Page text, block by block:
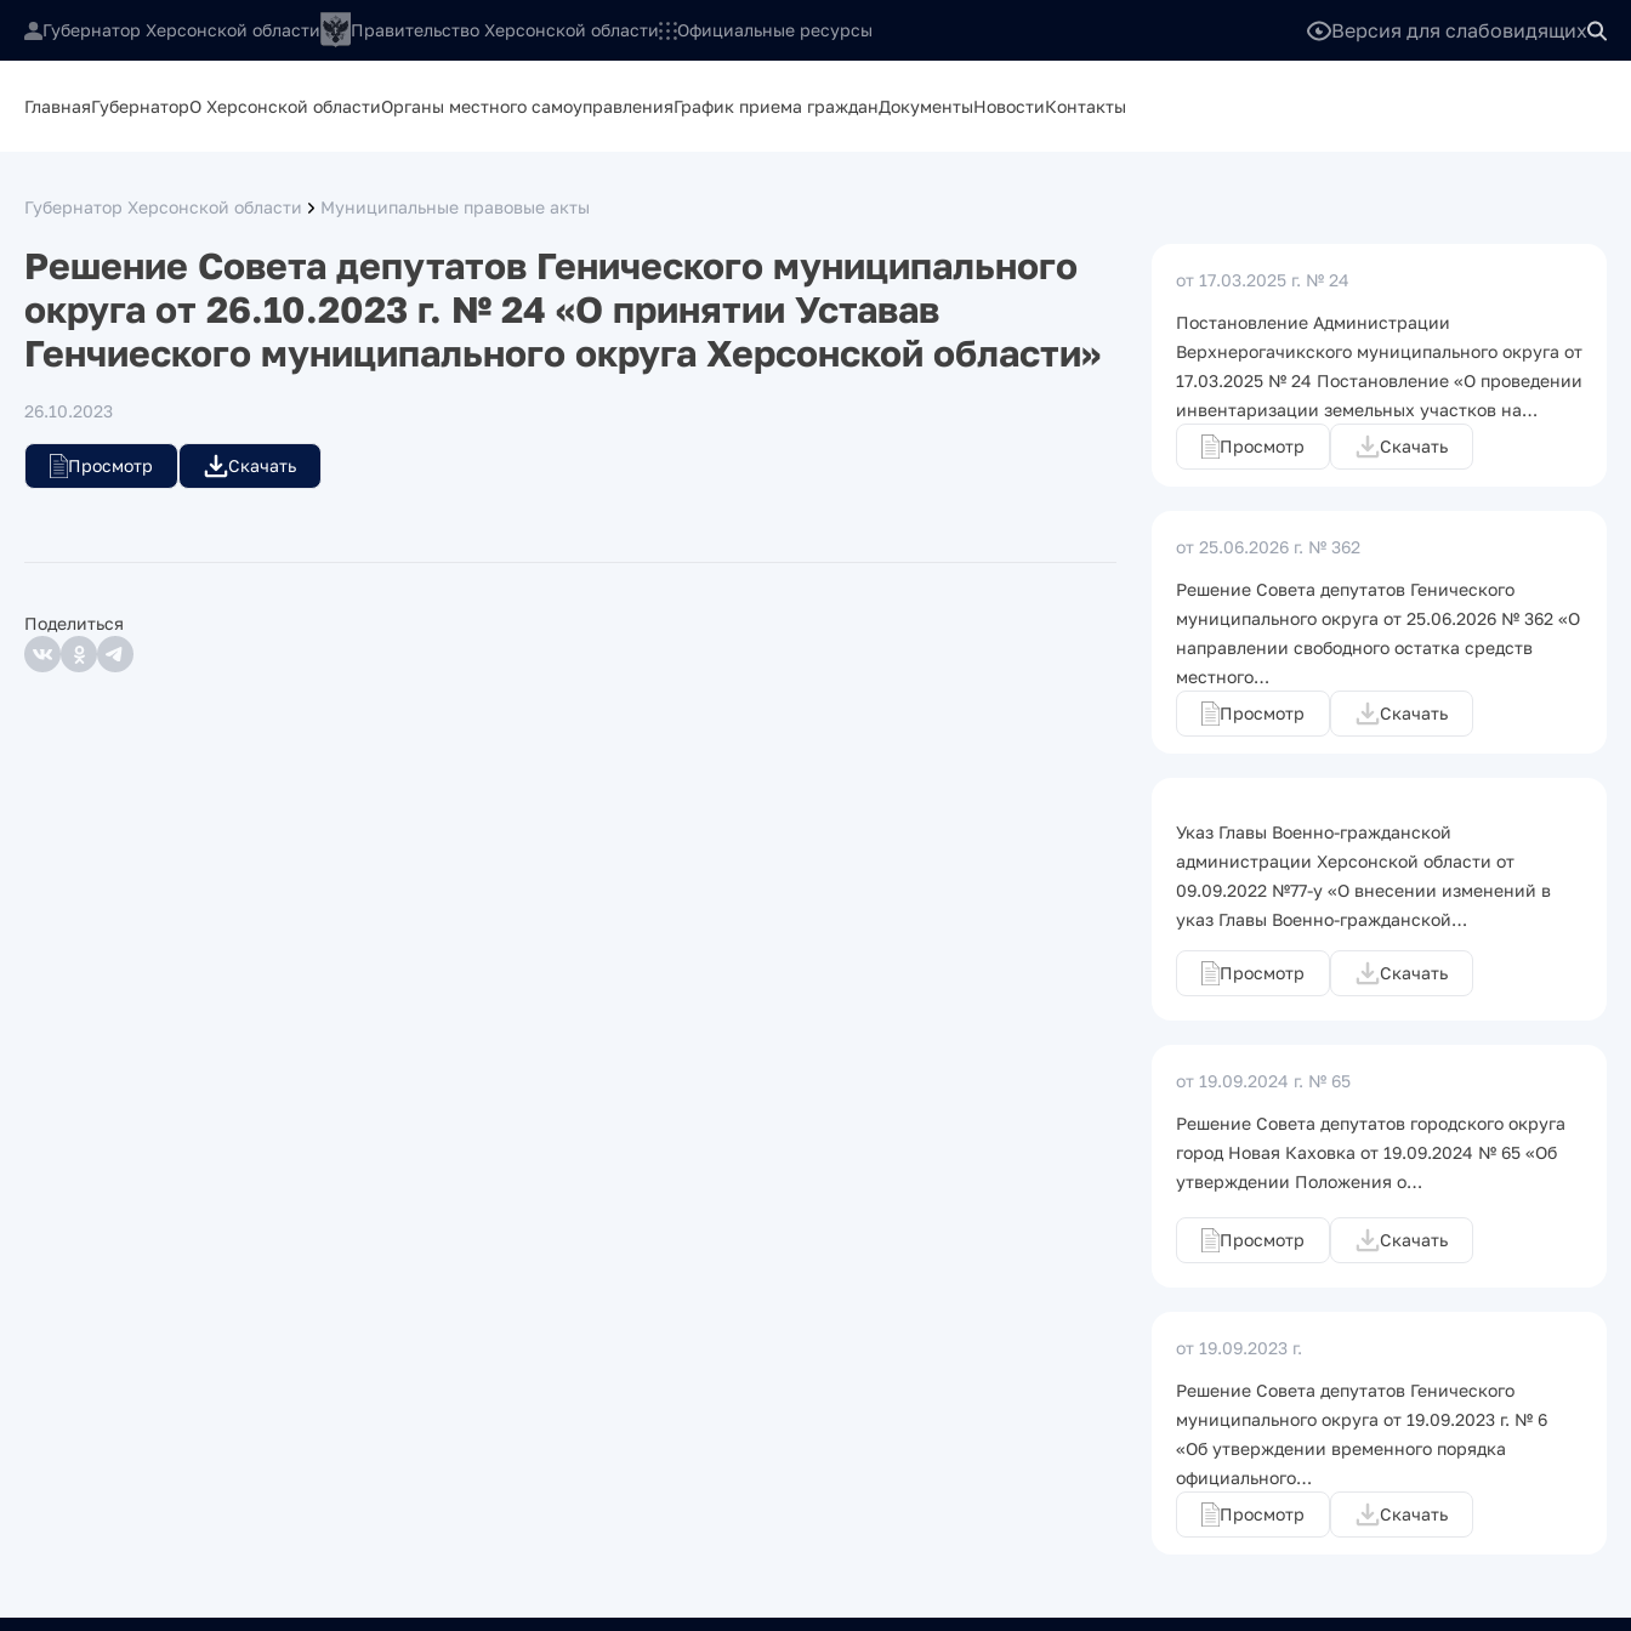
Губернатор Херсонской области Правительство Херсонской области Официальные ресурсы Версия для слабовидящих
ГлавнаяГубернаторО Херсонской областиОрганы местного самоуправленияГрафик приема гражданДокументыНовостиКонтакты
Губернатор Херсонской области Муниципальные правовые акты
Решение Совета депутатов Генического муниципального
округа от 26.10.2023 г. № 24 «О принятии Уставав
Генчиеского муниципального округа Херсонской области»
26.10.2023
Просмотр Скачать
Поделиться
от 17.03.2025 г. № 24
Постановление Администрации
Верхнерогачикского муниципального округа от
17.03.2025 № 24 Постановление «О проведении
инвентаризации земельных участков на…
Просмотр
Скачать
от 25.06.2026 г. № 362
Решение Совета депутатов Генического
муниципального округа от 25.06.2026 № 362 «О
направлении свободного остатка средств
местного…
Просмотр
Скачать
Указ Главы Военно-гражданской
администрации Херсонской области от
09.09.2022 №77-у «О внесении изменений в
указ Главы Военно-гражданской…
Просмотр Скачать
от 19.09.2024 г. № 65
Решение Совета депутатов городского округа
город Новая Каховка от 19.09.2024 № 65 «Об
утверждении Положения о…
Просмотр Скачать
от 19.09.2023 г.
Решение Совета депутатов Генического
муниципального округа от 19.09.2023 г. № 6
«Об утверждении временного порядка
официального…
Просмотр
Скачать